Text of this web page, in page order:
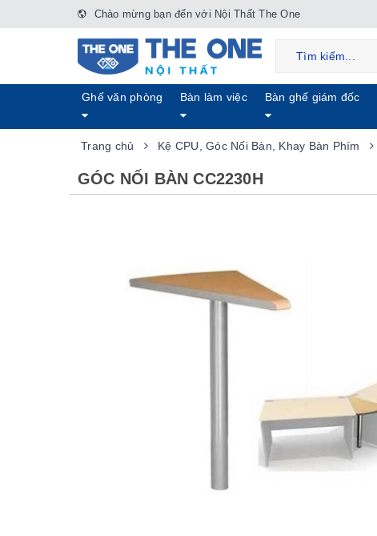
Chào mừng bạn đến với Nội Thất The One
Ghế văn phòng Bàn làm việc Bàn ghế giám đốc
Trang chủ Kệ CPU, Góc Nối Bàn, Khay Bàn Phím
GÓC NỐI BÀN CC2230H